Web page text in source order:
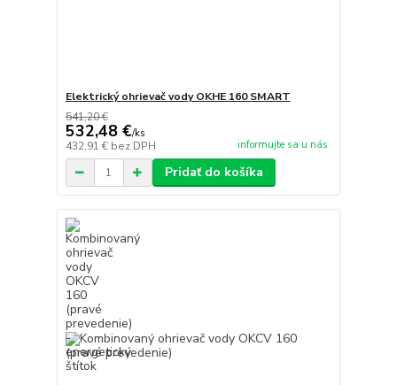
Elektrický ohrievač vody OKHE 160 SMART
541,20 €
532,48 €/ks
432,91 € bez DPH informujte sa u nás
Pridať do košíka